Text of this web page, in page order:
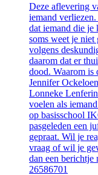
Deze aflevering
iemand
dat iemand die je
soms weet je niet
volgens
daarom dat er
dood. Waarom is
Jennifer
Lonneke
voelen als
op basisschool
pasgeleden een
gepraat. Wil je
vraag of wil je
dan een berichtje
26586701